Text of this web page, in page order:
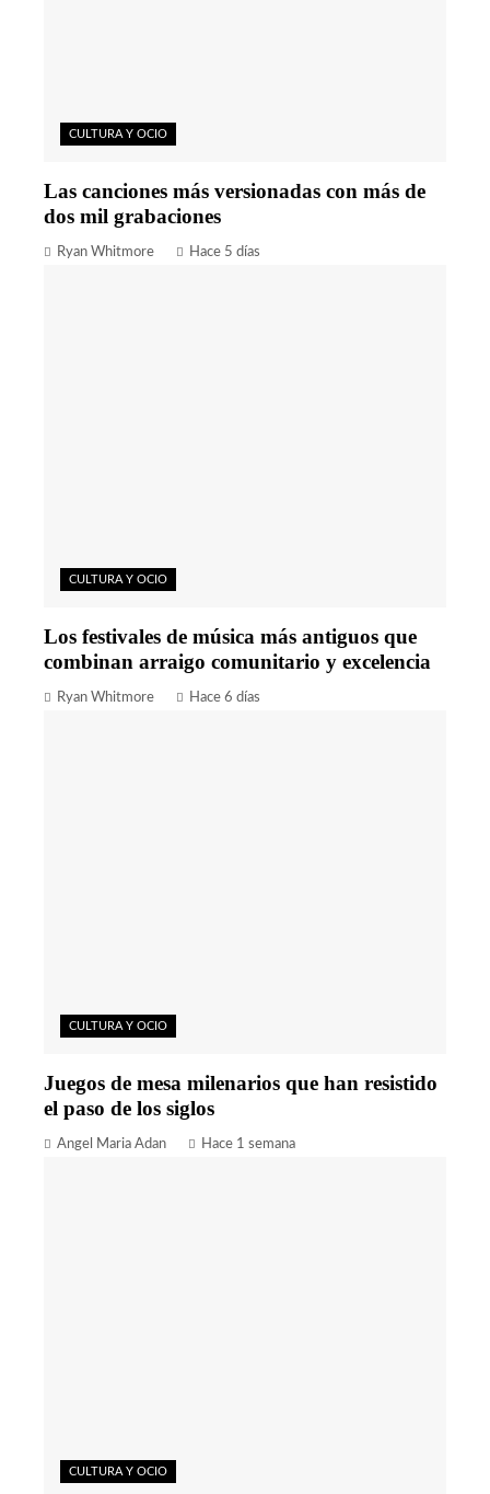
CULTURA Y OCIO
Las canciones más versionadas con más de
dos mil grabaciones
Ryan Whitmore Hace 5 días
CULTURA Y OCIO
Los festivales de música más antiguos que
combinan arraigo comunitario y excelencia
Ryan Whitmore Hace 6 días
CULTURA Y OCIO
Juegos de mesa milenarios que han resistido
el paso de los siglos
Angel Maria Adan Hace 1 semana
CULTURA Y OCIO